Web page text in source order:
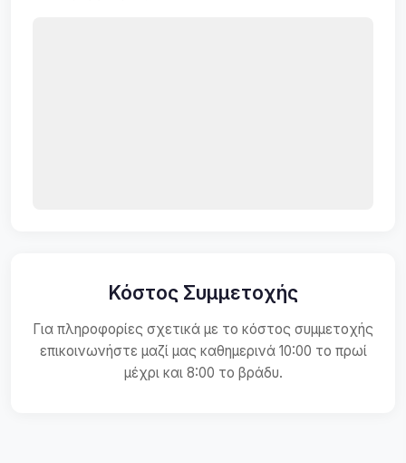
Κόστος Συμμετοχής
Για πληροφορίες σχετικά με το κόστος συμμετοχής
επικοινωνήστε μαζί μας καθημερινά 10:00 το πρωί
μέχρι και 8:00 το βράδυ.